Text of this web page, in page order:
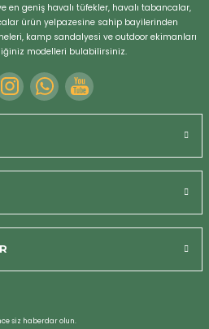
en geniş havalı tüfekler, havalı tabancalar,
ürün yelpazesine sahip bayilerinden
kamp sandalyesi ve outdoor ekimanları
modelleri bulabilirsiniz.
siz haberdar olun.